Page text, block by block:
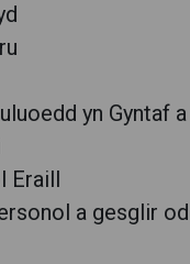
yn Gyntaf
Eraill
a gesglir